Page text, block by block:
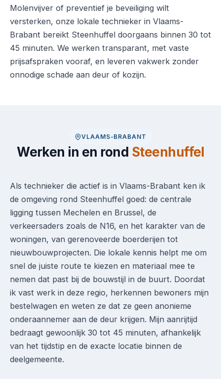
Molenvijver of preventief je beveiliging wilt
versterken, onze lokale technieker in Vlaams-
Brabant bereikt Steenhuffel doorgaans binnen 30 tot
45 minuten. We werken transparant, met vaste
prijsafspraken vooraf, en leveren vakwerk zonder
onnodige schade aan deur of kozijn.
VLAAMS-BRABANT
Werken in en rond Steenhuffel
Als technieker die actief is in Vlaams-Brabant ken ik
de omgeving rond Steenhuffel goed: de centrale
ligging tussen Mechelen en Brussel, de
verkeersaders zoals de N16, en het karakter van de
woningen, van gerenoveerde boerderijen tot
nieuwbouwprojecten. Die lokale kennis helpt me om
snel de juiste route te kiezen en materiaal mee te
nemen dat past bij de bouwstijl in de buurt. Doordat
ik vast werk in deze regio, herkennen bewoners mijn
bestelwagen en weten ze dat ze geen anonieme
onderaannemer aan de deur krijgen. Mijn aanrijtijd
bedraagt gewoonlijk 30 tot 45 minuten, afhankelijk
van het tijdstip en de exacte locatie binnen de
deelgemeente.